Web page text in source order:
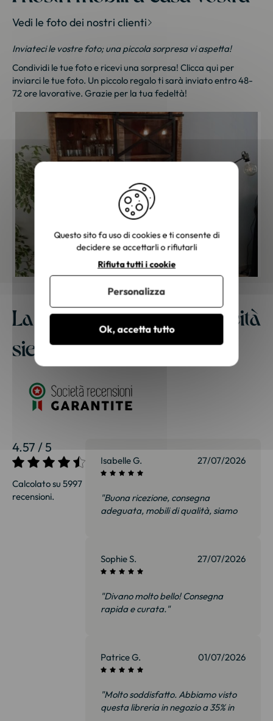
Vedi le foto dei nostri clienti
Inviateci le vostre foto; una piccola sorpresa vi aspetta!
Condividi le tue foto e ricevi una sorpresa! Clicca qui per
inviarci le tue foto. Un piccolo regalo ti sarà inviato entro 48-
72 ore lavorative. Grazie per la tua fedeltà!
La nostra migliore pubblicità
siete voi
4.57 / 5
Calcolato su 5997
recensioni.
Isabelle G. 27/07/2026
"Buona ricezione, consegna
adeguata, mobili di qualità, siamo
Sophie S.
27/07/2026
"Divano molto bello! Consegna
rapida e curata."
Patrice G. 01/07/2026
"Molto soddisfatto. Abbiamo visto
questa libreria in negozio a 35% in
Questo sito fa uso di cookies e ti consente di
decidere se accettarli o rifiutarli
Ok, accetta tutto
Rifiuta tutti i cookie
Personalizza